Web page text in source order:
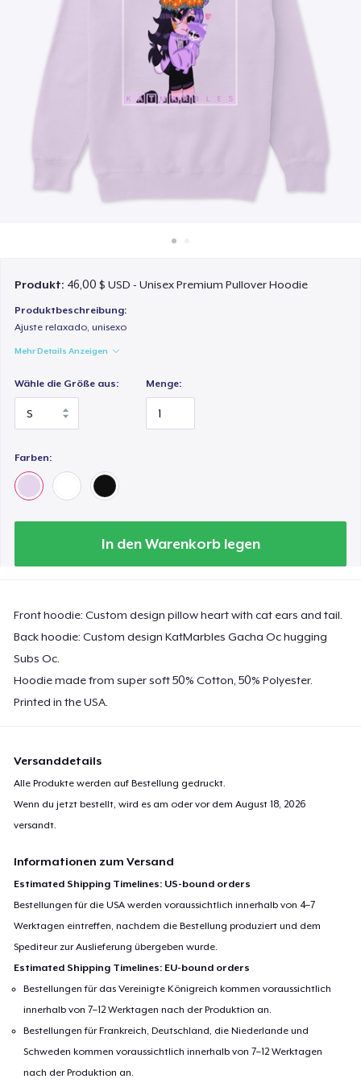
Überall verkaufen
Etwas verkaufen
Produkt: 46,00 $ USD - Unisex Premium Pullover Hoodie
Produktbeschreibung:
Ajuste relaxado, unisexo
Mehr Details Anzeigen
Wähle die Größe aus: Menge:
Farben:
In den Warenkorb legen
Front hoodie: Custom design pillow heart with cat ears and tail.
Back hoodie: Custom design KatMarbles Gacha Oc hugging
Subs Oc.
Hoodie made from super soft 50% Cotton, 50% Polyester.
Printed in the USA.
Versanddetails
Alle Produkte werden auf Bestellung gedruckt.
Wenn du jetzt bestellt, wird es am oder vor demAugust 18, 2026
versandt.
Informationen zum Versand
Estimated Shipping Timelines: US-bound orders
Bestellungen für die USA werden voraussichtlich innerhalb von 4–7
Werktagen eintreffen, nachdem die Bestellung produziert und dem
Spediteur zur Auslieferung übergeben wurde.
Estimated Shipping Timelines: EU-bound orders
Bestellungen für das Vereinigte Königreich kommen voraussichtlich
innerhalb von 7–12 Werktagen nach der Produktion an.
Bestellungen für Frankreich, Deutschland, die Niederlande und
Schweden kommen voraussichtlich innerhalb von 7–12 Werktagen
nach der Produktion an.